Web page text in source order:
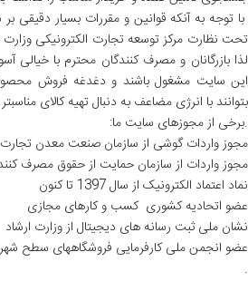
با توجه به آنکه قوانین و مقررات بسیار
تحت نظارت مرکز توسعه تجارت الکترونیکی
لذا بازرگانان و مصرف کنندگان محترم با خیالی
این سایت مشغول باشند و دغدغه فروش
بتوانند با انرژی مضاعف به دنبال تهیه کالای
.برخی از مجوزهای سایت ما:
مجوز واردات گوشی از سازمان صنعت معدن تجارت
مجوز واردات از سازمان حمایت از حقوق مصرف
نماد اعتماد الکترونیک از سال 1397 تا کنون
عضو اتحادیه کشوری کسب و کارهای مجازی
نشان ملی ثبت رسانه های دیجیتال از وزارت ارشاد
عضو انجمن ملی کارفرمایی فروشگاههای سطح شهر
.